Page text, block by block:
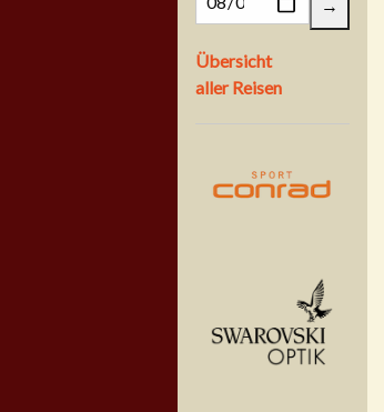
Übersicht
aller Reisen